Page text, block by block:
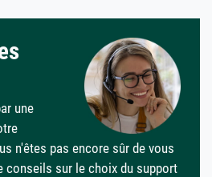
une
n'êtes pas encore sûr de vous
conseils sur le choix du support